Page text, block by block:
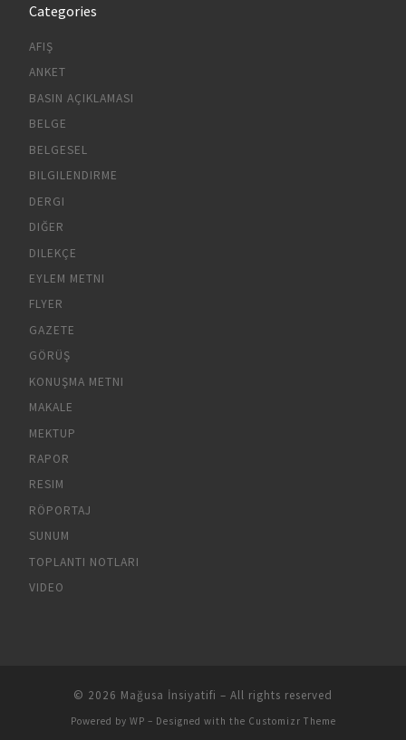
Categories
AFIŞ
ANKET
BASIN AÇIKLAMASI
BELGE
BELGESEL
BILGILENDIRME
DERGI
DIĞER
DILEKÇE
EYLEM METNI
FLYER
GAZETE
GÖRÜŞ
KONUŞMA METNI
MAKALE
MEKTUP
RAPOR
RESIM
RÖPORTAJ
SUNUM
TOPLANTI NOTLARI
VIDEO
© 2026 Mağusa İnsiyatifi – All rights reserved
Powered by WP – Designed with the Customizr Theme